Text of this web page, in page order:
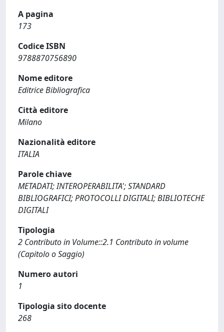
A pagina
173
Codice ISBN
9788870756890
Nome editore
Editrice Bibliografica
Città editore
Milano
Nazionalità editore
ITALIA
Parole chiave
METADATI; INTEROPERABILITA'; STANDARD
BIBLIOGRAFICI; PROTOCOLLI DIGITALI; BIBLIOTECHE
DIGITALI
Tipologia
2 Contributo in Volume::2.1 Contributo in volume
(Capitolo o Saggio)
Numero autori
1
Tipologia sito docente
268